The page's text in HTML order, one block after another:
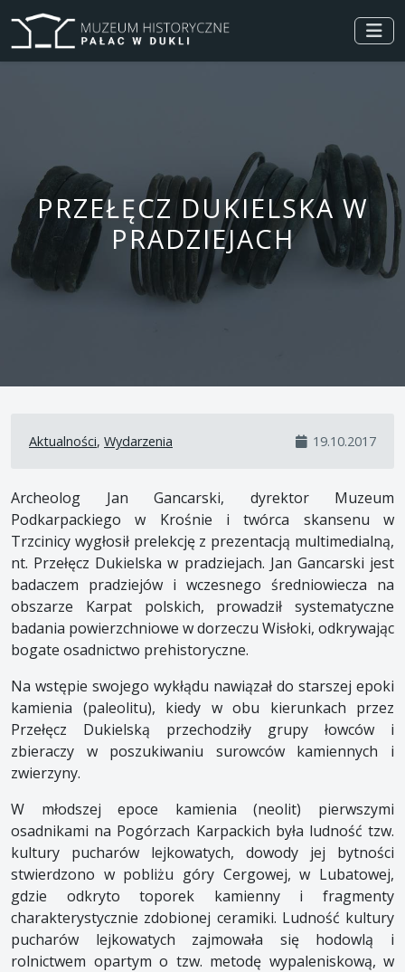
PRZEŁĘCZ DUKIELSKA W
PRADZIEJACH
Aktualności, Wydarzenia 19.10.2017
Archeolog Jan Gancarski, dyrektor Muzeum
Podkarpackiego w Krośnie i twórca skansenu w
Trzcinicy wygłosił prelekcję z prezentacją multimedialną,
nt. Przełęcz Dukielska w pradziejach. Jan Gancarski jest
badaczem pradziejów i wczesnego średniowiecza na
obszarze Karpat polskich, prowadził systematyczne
badania powierzchniowe w dorzeczu Wisłoki, odkrywając
bogate osadnictwo prehistoryczne.
Na wstępie swojego wykłądu nawiązał do starszej epoki
kamienia (paleolitu), kiedy w obu kierunkach przez
Przełęcz Dukielską przechodziły grupy łowców i
zbieraczy w poszukiwaniu surowców kamiennych i
zwierzyny.
W młodszej epoce kamienia (neolit) pierwszymi
osadnikami na Pogórzach Karpackich była ludność tzw.
kultury pucharów lejkowatych, dowody jej bytności
stwierdzono w pobliżu góry Cergowej, w Lubatowej,
gdzie odkryto toporek kamienny i fragmenty
charakterystycznie zdobionej ceramiki. Ludność kultury
pucharów lejkowatych zajmowała się hodowlą i
rolnictwem opartym o tzw. metodę wypaleniskową, w